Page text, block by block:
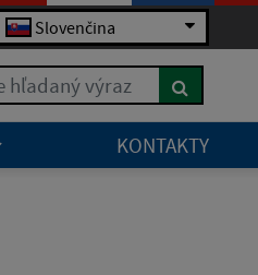
Slovenčina
výraz
KONTAKTY